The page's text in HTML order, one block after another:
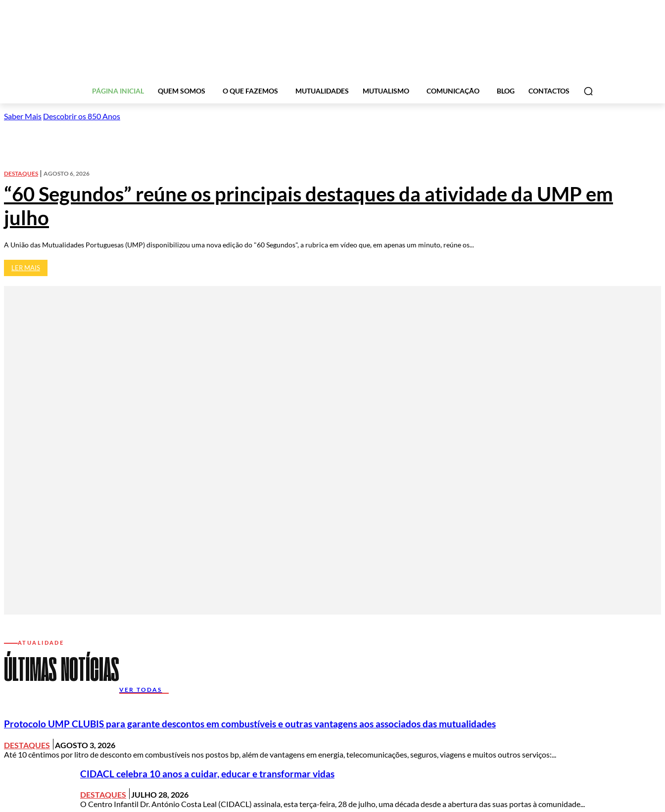
PÁGINA INICIAL QUEM SOMOS O QUE FAZEMOS MUTUALIDADES MUTUALISMO COMUNICAÇÃO BLOG CONTACTOS
Saber Mais Descobrir os 850 Anos
DESTAQUES AGOSTO 6, 2026
“60 Segundos” reúne os principais destaques da atividade da UMP em
julho
A União das Mutualidades Portuguesas (UMP) disponibilizou uma nova edição do "60 Segundos", a rubrica em vídeo que, em apenas um minuto, reúne os...
LER MAIS
ATUALIDADE
ÚLTIMAS NOTÍCIAS
VER TODAS
Protocolo UMP CLUBIS para garante descontos em combustíveis e outras vantagens aos associados das mutualidades
DESTAQUES AGOSTO 3, 2026
Até 10 cêntimos por litro de desconto em combustíveis nos postos bp, além de vantagens em energia, telecomunicações, seguros, viagens e muitos outros serviços:...
CIDACL celebra 10 anos a cuidar, educar e transformar vidas
DESTAQUES JULHO 28, 2026
O Centro Infantil Dr. António Costa Leal (CIDACL) assinala, esta terça-feira, 28 de julho, uma década desde a abertura das suas portas à comunidade...